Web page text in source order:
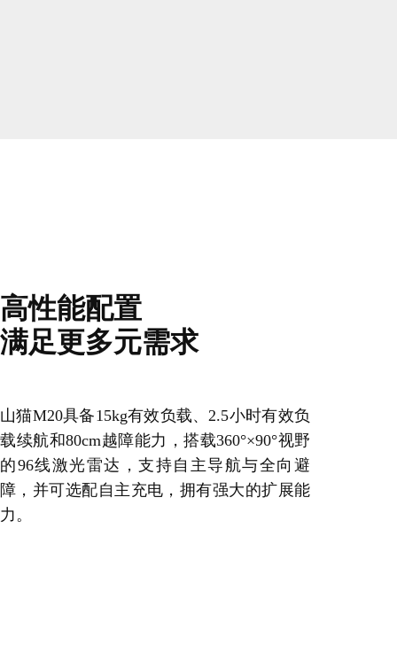
高性能配置
满足更多元需求
山猫M20具备15kg有效负载、2.5小时有效负
载续航和80cm越障能力，搭载360°×90°视野
的96线激光雷达，支持自主导航与全向避
障，并可选配自主充电，拥有强大的扩展能
力。